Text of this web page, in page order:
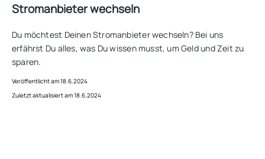
Stromanbieter wechseln
Du möchtest Deinen Stromanbieter wechseln? Bei uns
erfährst Du alles, was Du wissen musst, um Geld und Zeit zu
sparen.
Veröffentlicht am 18.6.2024
Zuletzt aktualisiert am 18.6.2024